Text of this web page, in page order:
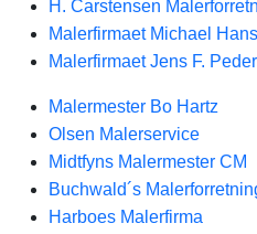
H. Carstensen
Malerfirmaet Michael
Malerfirmaet Jens F.
Malermester Bo Hartz
Olsen Malerservice
Midtfyns Malermester CM
Buchwald´s
Harboes Malerfirma